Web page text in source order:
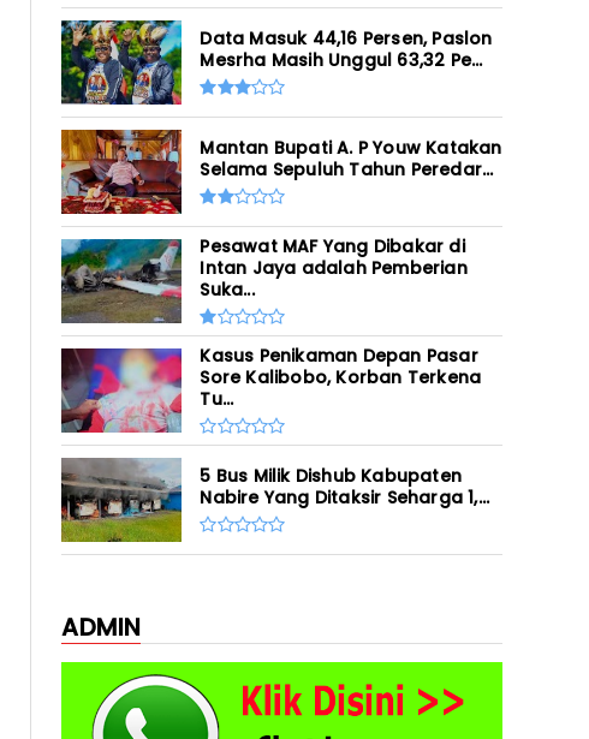
Data Masuk 44,16 Persen, Paslon
Mesrha Masih Unggul 63,32 Pe...
Mantan Bupati A. P Youw Katakan
Selama Sepuluh Tahun Peredar...
Pesawat MAF Yang Dibakar di
Intan Jaya adalah Pemberian
Suka...
Kasus Penikaman Depan Pasar
Sore Kalibobo, Korban Terkena
Tu...
5 Bus Milik Dishub Kabupaten
Nabire Yang Ditaksir Seharga 1,...
ADMIN